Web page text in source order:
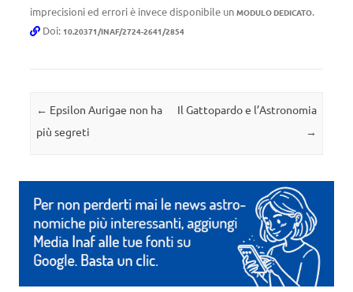
imprecisioni ed errori è invece disponibile un MODULO DEDICATO.
Doi: 10.20371/INAF/2724-2641/2854
Navigazione articolo
← Epsilon Aurigae non ha
più segreti
Il Gattopardo e l’Astronomia
→